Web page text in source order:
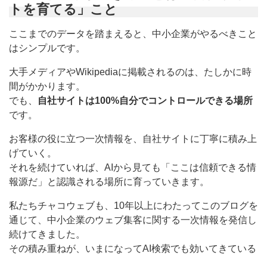
トを育てる」こと
ここまでのデータを踏まえると、中小企業がやるべきこと
はシンプルです。
大手メディアやWikipediaに掲載されるのは、たしかに時
間がかかります。
でも、
自社サイトは100%自分でコントロールできる場所
です。
お客様の役に立つ一次情報を、自社サイトに丁寧に積み上
げていく。
それを続けていれば、AIから見ても「ここは信頼できる情
報源だ」と認識される場所に育っていきます。
私たちチャコウェブも、10年以上にわたってこのブログを
通じて、中小企業のウェブ集客に関する一次情報を発信し
続けてきました。
その積み重ねが、いまになってAI検索でも効いてきている